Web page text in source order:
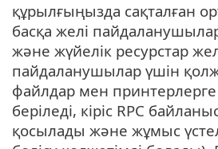
құрылғыңызда сақталған
басқа желі
және жүйелік ресурстар
пайдаланушылар үшін
файлдар мен принтерлерге
беріледі, кіріс RPC
қосылады және жұмыс